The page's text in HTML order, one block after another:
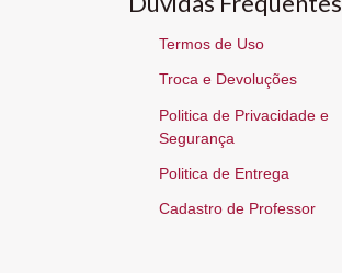
Termos de Uso
Troca e Devoluções
Politica de Privacidade e
Segurança
Politica de Entrega
Cadastro de Professor